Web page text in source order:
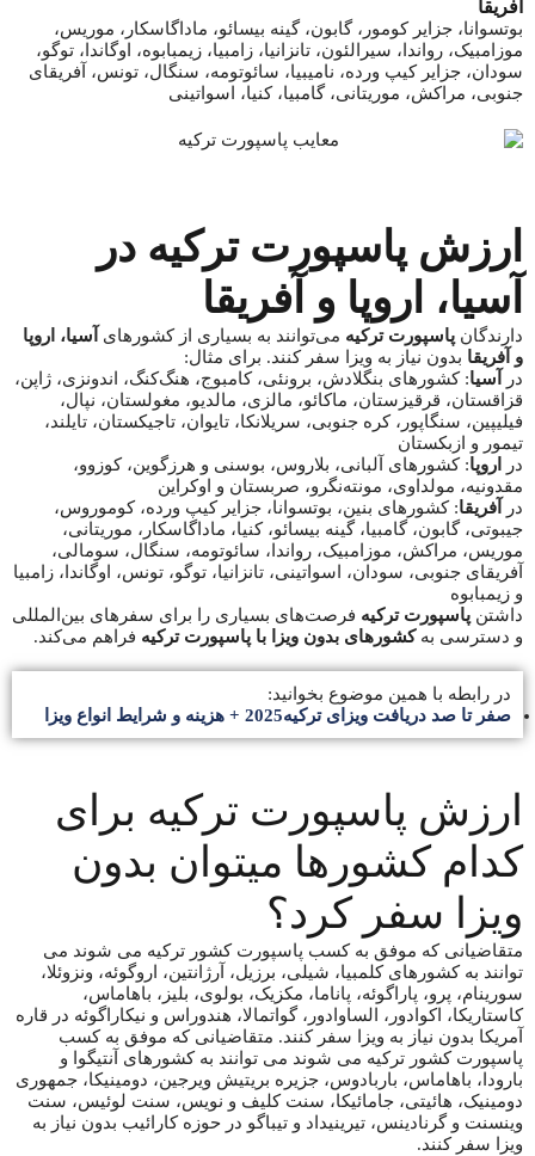
آفریقا
بوتسوانا، جزایر کومور، گابون، گینه بیسائو، ماداگاسکار، موریس،
موزامبیک، رواندا، سیرالئون، تانزانیا، زامبیا، زیمبابوه، اوگاندا، توگو،
سودان، جزایر کیپ ورده، نامیبیا، سائوتومه، سنگال، تونس، آفریقای
جنوبی، مراکش، موریتانی، گامبیا، کنیا، اسواتینی
ارزش پاسپورت ترکیه در
آسیا، اروپا و آفریقا
دارندگان پاسپورت ترکیه می‌توانند به بسیاری از کشورهای
آسیا، اروپا
و آفریقا بدون نیاز به ویزا سفر کنند. برای مثال:
در
آسیا: کشورهای بنگلادش، برونئی، کامبوج، هنگ‌کنگ، اندونزی، ژاپن،
قزاقستان، قرقیزستان، ماکائو، مالزی، مالدیو، مغولستان، نپال،
فیلیپین، سنگاپور، کره جنوبی، سریلانکا، تایوان، تاجیکستان، تایلند،
تیمور و ازبکستان
در
اروپا: کشورهای آلبانی، بلاروس، بوسنی و هرزگوین، کوزوو،
مقدونیه، مولداوی، مونته‌نگرو، صربستان و اوکراین
در
آفریقا: کشورهای بنین، بوتسوانا، جزایر کیپ ورده، کوموروس،
جیبوتی، گابون، گامبیا، گینه بیسائو، کنیا، ماداگاسکار، موریتانی،
موریس، مراکش، موزامبیک، رواندا، سائوتومه، سنگال، سومالی،
آفریقای جنوبی، سودان، اسواتینی، تانزانیا، توگو، تونس، اوگاندا، زامبیا
و زیمبابوه
داشتن پاسپورت ترکیه فرصت‌های بسیاری را برای سفرهای بین‌المللی
و دسترسی بهکشورهای بدون ویزا با پاسپورت ترکیه فراهم می‌کند.
در رابطه با همین موضوع بخوانید:
صفر تا صد دریافت ویزای ترکیه2025 + هزینه و شرایط انواع ویزا
ارزش پاسپورت ترکیه برای
کدام کشورها میتوان بدون
ویزا سفر کرد؟
متقاضیانی که موفق به کسب پاسپورت کشور ترکیه می شوند می
توانند به کشورهای کلمبیا، شیلی، برزیل، آرژانتین، اروگوئه، ونزوئلا،
سورینام، پرو، پاراگوئه، پاناما، مکزیک، بولوی، بلیز، باهاماس،
کاستاریکا، اکوادور، الساوادور، گواتمالا، هندوراس و نیکاراگوئه در قاره
آمریکا بدون نیاز به ویزا سفر کنند. متقاضیانی که موفق به کسب
پاسپورت کشور ترکیه می شوند می توانند به کشورهای آنتیگوا و
بارودا، باهاماس، باربادوس، جزیره بریتیش ویرجین، دومینیکا، جمهوری
دومینیک، هائیتی، جامائیکا، سنت‌ کلیف و نویس، سنت‌ لوئیس، سنت‌
وینسنت و گرنادینس، تیرینیداد و تیباگو در حوزه کارائیب بدون نیاز به
ویزا سفر کنند.